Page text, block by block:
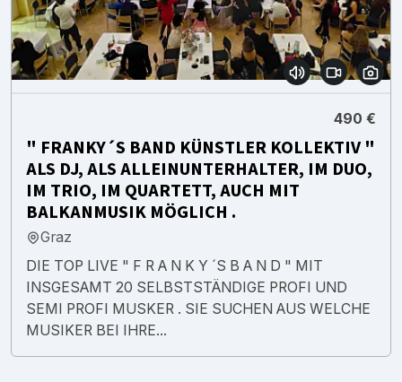
490 €
" FRANKY´S BAND KÜNSTLER KOLLEKTIV "
ALS DJ, ALS ALLEINUNTERHALTER, IM DUO,
IM TRIO, IM QUARTETT, AUCH MIT
BALKANMUSIK MÖGLICH .
Graz
DIE TOP LIVE " F R A N K Y ´S B A N D " MIT
INSGESAMT 20 SELBSTSTÄNDIGE PROFI UND
SEMI PROFI MUSKER . SIE SUCHEN AUS WELCHE
MUSIKER BEI IHRE...